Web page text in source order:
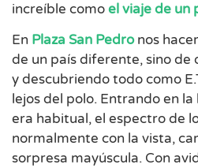
increíble comoel viaje de un
En Plaza San Pedronos
de un país diferente, sino de
y descubriendo todo como
lejos del polo. Entrando en
era habitual, el espectro de
normalmente con la vista,
sorpresa mayúscula. Con